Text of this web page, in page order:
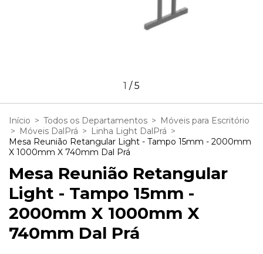
1 /5
Início > Todos os Departamentos > Móveis para Escritório
> Móveis DalPrá > Linha Light DalPrá >
Mesa Reunião Retangular Light - Tampo 15mm - 2000mm
X 1000mm X 740mm Dal Prá
Mesa Reunião Retangular
Light - Tampo 15mm -
2000mm X 1000mm X
740mm Dal Prá